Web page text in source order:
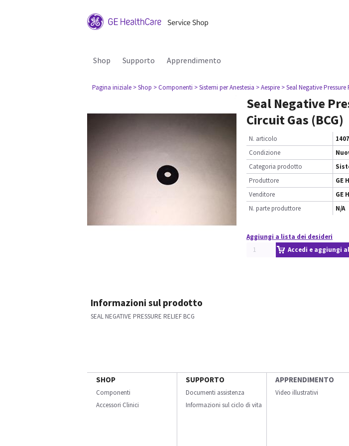
Shop Supporto Apprendimento
Pagina iniziale > Shop > Componenti > Sistemi per Anestesia > Aespire > Seal Negative
Seal Negative
Circuit Gas (BCG)
N. articolo
Condizione
Categoria prodotto
Produttore
GE
Venditore
GE
N. parte produttore
N/A
Aggiungi a lista dei desideri
Accedi e aggiungi
Informazioni sul prodotto
SEAL NEGATIVE PRESSURE RELIEF BCG
SHOP
Componenti
Accessori Clinici
SUPPORTO
Documenti assistenza
Informazioni sul ciclo di vita
APPRENDIMENTO
Video illustrativi